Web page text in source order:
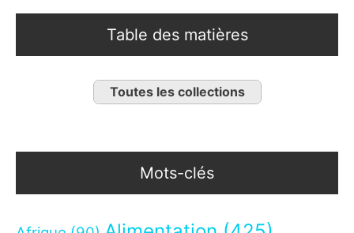
Table des matières
Toutes les collections
Mots-clés